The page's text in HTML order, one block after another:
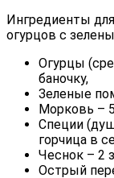
Ингредиенты
огурцов с
Огурцы
баночку,
Зеленые
Морковь –
Специи
горчица в
Чеснок – 2
Острый